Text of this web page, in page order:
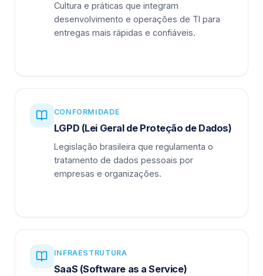
Cultura e práticas que integram
desenvolvimento e operações de TI para
entregas mais rápidas e confiáveis.
CONFORMIDADE
LGPD (Lei Geral de Proteção de Dados)
Legislação brasileira que regulamenta o
tratamento de dados pessoais por
empresas e organizações.
INFRAESTRUTURA
SaaS (Software as a Service)